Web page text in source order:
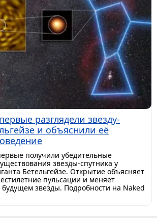
разглядели звезду-
и объяснили её
получили убедительные
звезды-спутника у
Бетельгейзе. Открытие объясняет
пульсации и меняет
будущем звезды. Подробности на Naked